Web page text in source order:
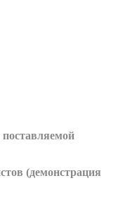
(демонстрация